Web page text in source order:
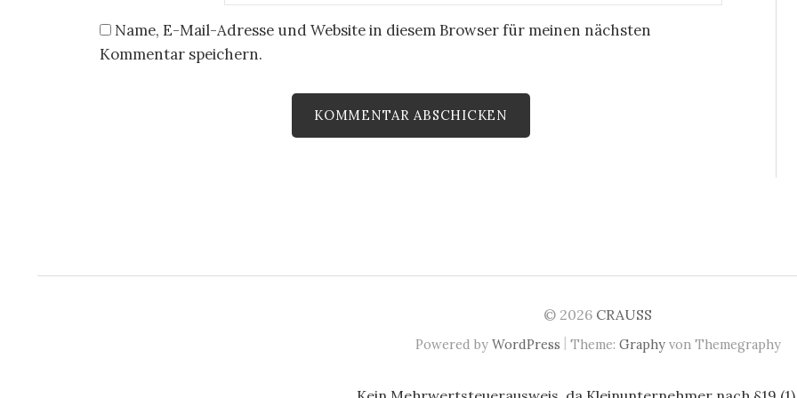
Name, E-Mail-Adresse und Website in diesem Browser für meinen nächsten
Kommentar speichern.
© 2026 CRAUSS
Powered by WordPress | Theme: Graphyvon Themegraphy